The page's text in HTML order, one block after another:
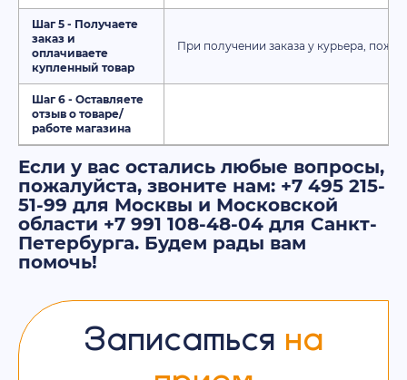
Шаг 5 - Получаете
заказ и
оплачиваете
купленный товар
При получении заказа у курьера,
Шаг 6 - Оставляете
отзыв о товаре/
работе магазина
Если у вас остались любые вопросы,
пожалуйста, звоните нам: +7 495 215-
51-99 для Москвы и Московской
области +7 991 108-48-04 для Санкт-
Петербурга. Будем рады вам
помочь!
Записаться на